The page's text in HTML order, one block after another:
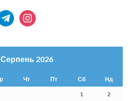
instagram
Серпень 2026
Чт Пт Сб Нд
1 2